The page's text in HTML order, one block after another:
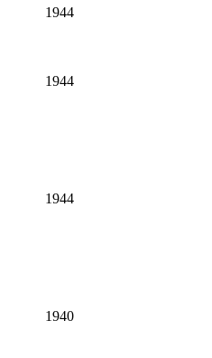
1944
1944
1944
1940